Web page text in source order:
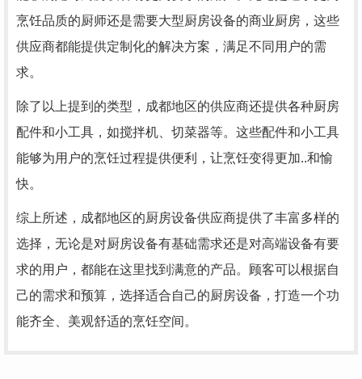
烹饪品质的厨师还是需要大型厨房设备的商业厨房，这些
供应商都能提供定制化的解决方案，满足不同用户的需
求。
除了以上提到的类型，成都地区的供应商还提供各种厨房
配件和小工具，如搅拌机、切菜器等。这些配件和小工具
能够为用户的烹饪过程提供便利，让烹饪变得更加..和愉
快。
综上所述，成都地区的厨房设备供应商提供了丰富多样的
选择，无论是对厨房设备有基础需求还是对高端设备有要
求的用户，都能在这里找到满意的产品。顾客可以根据自
己的需求和预算，选择适合自己的厨房设备，打造一个功
能齐全、美观舒适的烹饪空间。